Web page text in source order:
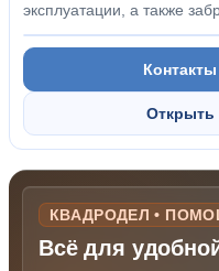
эксплуатации, а также
Открыть
КВАДРОДЕЛ •
Всё для